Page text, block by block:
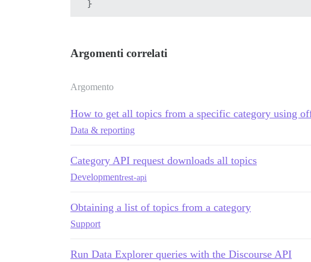
Argomenti correlati
Argomento
How to get all topics from a specific category using
Data & reporting
Category API request downloads all topics
Developmentrest-api
Obtaining a list of topics from a category
Support
Run Data Explorer queries with the Discourse API